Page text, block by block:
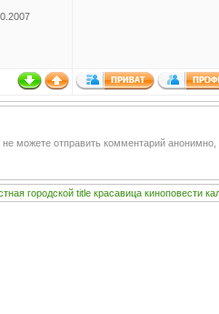
можете отправить комментарий анонимно,
городской title красавица киноповести